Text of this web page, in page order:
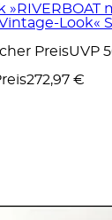
»RIVERBOAT
Look«
PreisUVP
272,97 €